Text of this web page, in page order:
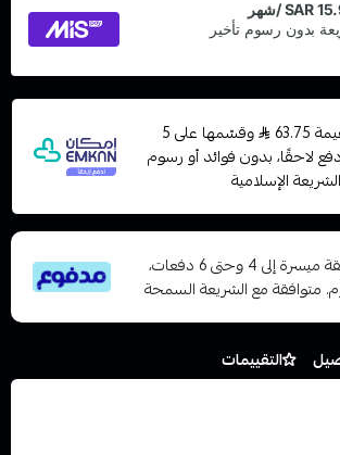
وقسّمها على 5
لاحقًا، بدون فوائد أو رسوم
الإسلامية
قسم دفعاتك بطريقة ميسرة إلى 4 وحتى 6 دفعات،
متوافقة مع الشريعة السمحة
التقييمات